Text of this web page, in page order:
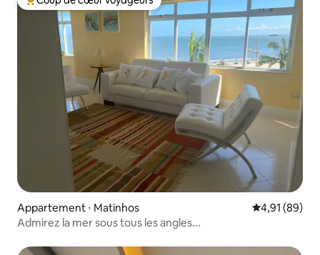
Coups de cœur voyageurs les plus appréciés
Appartement ⋅ Matinhos Évaluation
4,91 (89)
Admirez la mer sous tous les angles...